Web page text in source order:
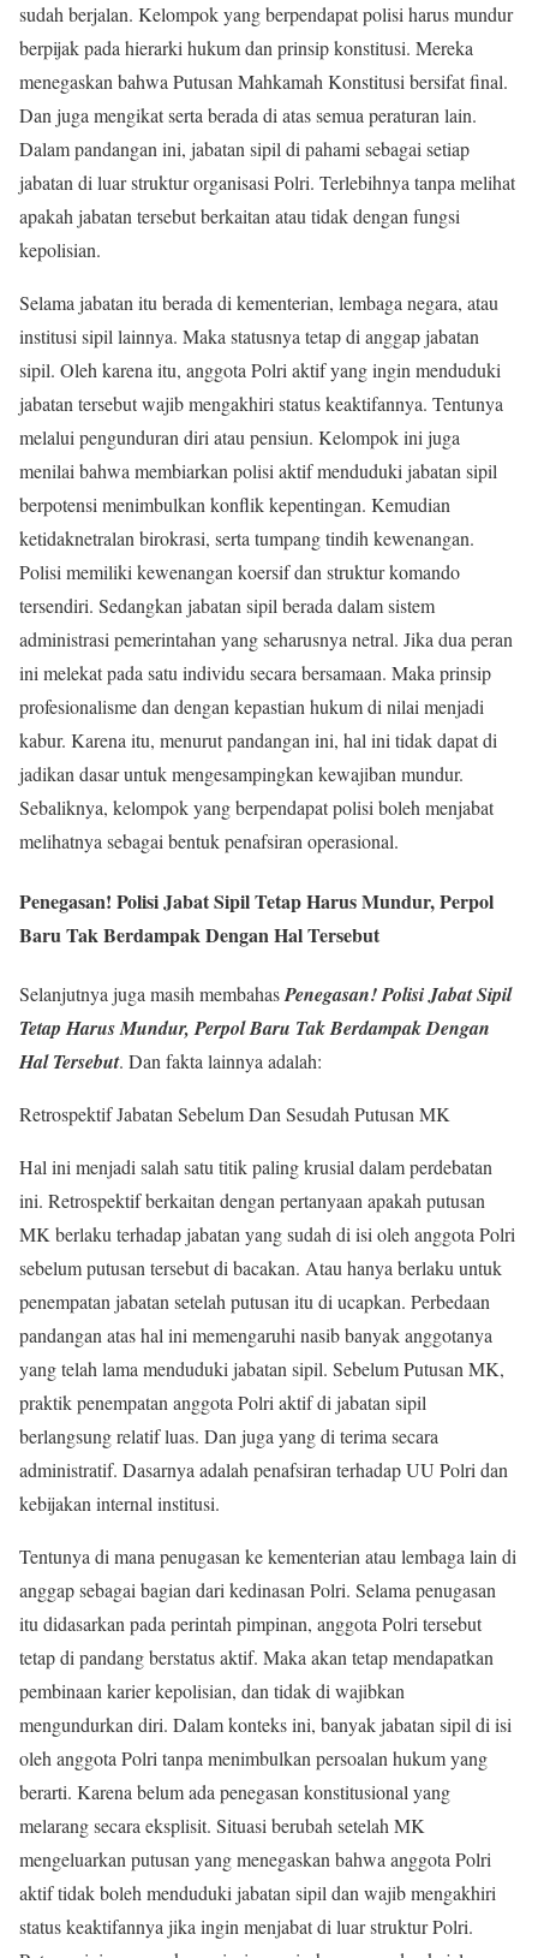
sudah berjalan. Kelompok yang berpendapat polisi harus mundur
berpijak pada hierarki hukum dan prinsip konstitusi. Mereka
menegaskan bahwa Putusan Mahkamah Konstitusi bersifat final.
Dan juga mengikat serta berada di atas semua peraturan lain.
Dalam pandangan ini, jabatan sipil di pahami sebagai setiap
jabatan di luar struktur organisasi Polri. Terlebihnya tanpa melihat
apakah jabatan tersebut berkaitan atau tidak dengan fungsi
kepolisian.
Selama jabatan itu berada di kementerian, lembaga negara, atau
institusi sipil lainnya. Maka statusnya tetap di anggap jabatan
sipil. Oleh karena itu, anggota Polri aktif yang ingin menduduki
jabatan tersebut wajib mengakhiri status keaktifannya. Tentunya
melalui pengunduran diri atau pensiun. Kelompok ini juga
menilai bahwa membiarkan polisi aktif menduduki jabatan sipil
berpotensi menimbulkan konflik kepentingan. Kemudian
ketidaknetralan birokrasi, serta tumpang tindih kewenangan.
Polisi memiliki kewenangan koersif dan struktur komando
tersendiri. Sedangkan jabatan sipil berada dalam sistem
administrasi pemerintahan yang seharusnya netral. Jika dua peran
ini melekat pada satu individu secara bersamaan. Maka prinsip
profesionalisme dan dengan kepastian hukum di nilai menjadi
kabur. Karena itu, menurut pandangan ini, hal ini tidak dapat di
jadikan dasar untuk mengesampingkan kewajiban mundur.
Sebaliknya, kelompok yang berpendapat polisi boleh menjabat
melihatnya sebagai bentuk penafsiran operasional.
Penegasan! Polisi Jabat Sipil Tetap Harus Mundur, Perpol
Baru Tak Berdampak Dengan Hal Tersebut
Selanjutnya juga masih membahasPenegasan! Polisi Jabat Sipil
Tetap Harus Mundur, Perpol Baru Tak Berdampak Dengan
Hal Tersebut. Dan fakta lainnya adalah:
Retrospektif Jabatan Sebelum Dan Sesudah Putusan MK
Hal ini menjadi salah satu titik paling krusial dalam perdebatan
ini. Retrospektif berkaitan dengan pertanyaan apakah putusan
MK berlaku terhadap jabatan yang sudah di isi oleh anggota Polri
sebelum putusan tersebut di bacakan. Atau hanya berlaku untuk
penempatan jabatan setelah putusan itu di ucapkan. Perbedaan
pandangan atas hal ini memengaruhi nasib banyak anggotanya
yang telah lama menduduki jabatan sipil. Sebelum Putusan MK,
praktik penempatan anggota Polri aktif di jabatan sipil
berlangsung relatif luas. Dan juga yang di terima secara
administratif. Dasarnya adalah penafsiran terhadap UU Polri dan
kebijakan internal institusi.
Tentunya di mana penugasan ke kementerian atau lembaga lain di
anggap sebagai bagian dari kedinasan Polri. Selama penugasan
itu didasarkan pada perintah pimpinan, anggota Polri tersebut
tetap di pandang berstatus aktif. Maka akan tetap mendapatkan
pembinaan karier kepolisian, dan tidak di wajibkan
mengundurkan diri. Dalam konteks ini, banyak jabatan sipil di isi
oleh anggota Polri tanpa menimbulkan persoalan hukum yang
berarti. Karena belum ada penegasan konstitusional yang
melarang secara eksplisit. Situasi berubah setelah MK
mengeluarkan putusan yang menegaskan bahwa anggota Polri
aktif tidak boleh menduduki jabatan sipil dan wajib mengakhiri
status keaktifannya jika ingin menjabat di luar struktur Polri.